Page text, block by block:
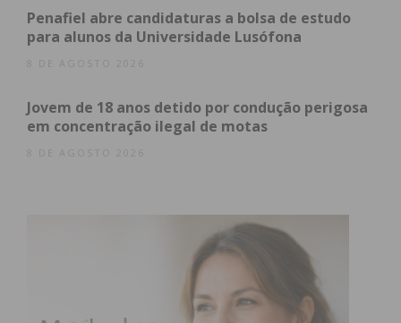
Penafiel abre candidaturas a bolsa de estudo
para alunos da Universidade Lusófona
8 DE AGOSTO 2026
Jovem de 18 anos detido por condução perigosa
em concentração ilegal de motas
8 DE AGOSTO 2026